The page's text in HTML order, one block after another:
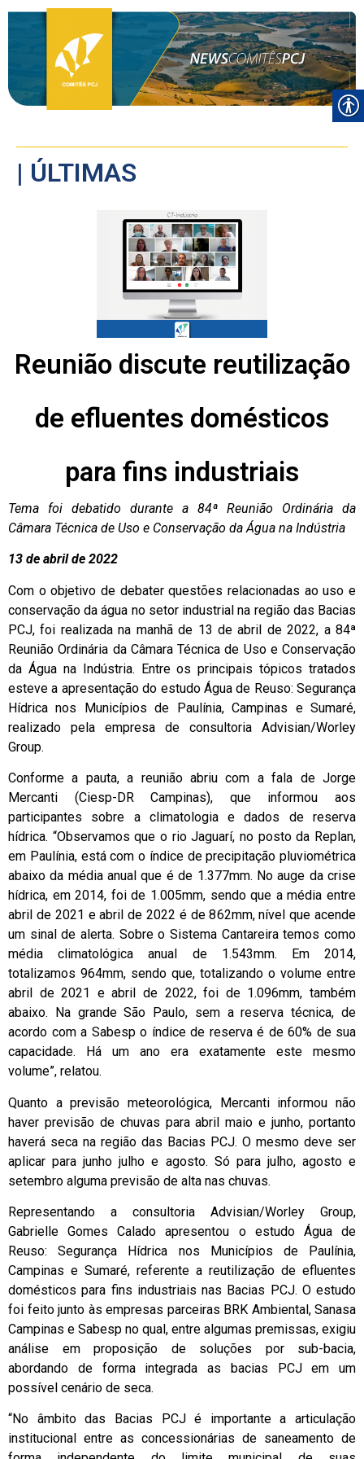
| ÚLTIMAS
Reunião discute reutilização
de efluentes domésticos
para fins industriais
Tema foi debatido durante a 84ª Reunião Ordinária da
Câmara Técnica de Uso e Conservação da Água na Indústria
13 de abril de 2022
Com o objetivo de debater questões relacionadas ao uso e
conservação da água no setor industrial na região das Bacias
PCJ, foi realizada na manhã de 13 de abril de 2022, a 84ª
Reunião Ordinária da Câmara Técnica de Uso e Conservação
da Água na Indústria. Entre os principais tópicos tratados
esteve a apresentação do estudo Água de Reuso: Segurança
Hídrica nos Municípios de Paulínia, Campinas e Sumaré,
realizado pela empresa de consultoria Advisian/Worley
Group.
Conforme a pauta, a reunião abriu com a fala de Jorge
Mercanti (Ciesp-DR Campinas), que informou aos
participantes sobre a climatologia e dados de reserva
hídrica. “Observamos que o rio Jaguarí, no posto da Replan,
em Paulínia, está com o índice de precipitação pluviométrica
abaixo da média anual que é de 1.377mm. No auge da crise
hídrica, em 2014, foi de 1.005mm, sendo que a média entre
abril de 2021 e abril de 2022 é de 862mm, nível que acende
um sinal de alerta. Sobre o Sistema Cantareira temos como
média climatológica anual de 1.543mm. Em 2014,
totalizamos 964mm, sendo que, totalizando o volume entre
abril de 2021 e abril de 2022, foi de 1.096mm, também
abaixo. Na grande São Paulo, sem a reserva técnica, de
acordo com a Sabesp o índice de reserva é de 60% de sua
capacidade. Há um ano era exatamente este mesmo
volume”, relatou.
Quanto a previsão meteorológica, Mercanti informou não
haver previsão de chuvas para abril maio e junho, portanto
haverá seca na região das Bacias PCJ. O mesmo deve ser
aplicar para junho julho e agosto. Só para julho, agosto e
setembro alguma previsão de alta nas chuvas.
Representando a consultoria Advisian/Worley Group,
Gabrielle Gomes Calado apresentou o estudo Água de
Reuso: Segurança Hídrica nos Municípios de Paulínia,
Campinas e Sumaré, referente a reutilização de efluentes
domésticos para fins industriais nas Bacias PCJ. O estudo
foi feito junto às empresas parceiras BRK Ambiental, Sanasa
Campinas e Sabesp no qual, entre algumas premissas, exigiu
análise em proposição de soluções por sub-bacia,
abordando de forma integrada as bacias PCJ em um
possível cenário de seca.
“No âmbito das Bacias PCJ é importante a articulação
institucional entre as concessionárias de saneamento de